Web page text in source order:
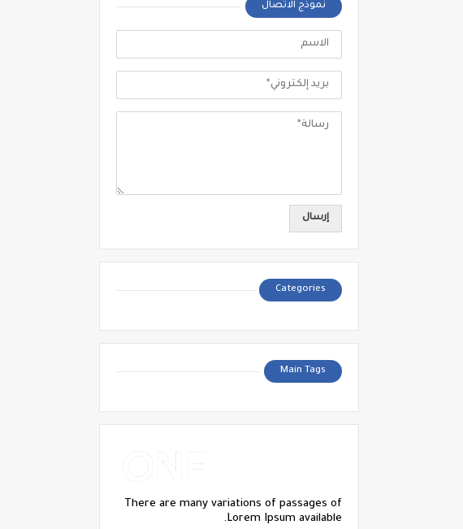
نموذج الاتصال
Categories
Main Tags
There are many variations of passages of
Lorem Ipsum available.